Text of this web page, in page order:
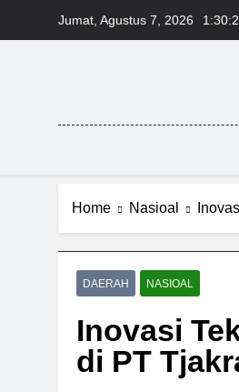
Jumat, Agustus 7, 2026
Home Nasioal
DAERAH NASIOAL
Inovasi
di PT